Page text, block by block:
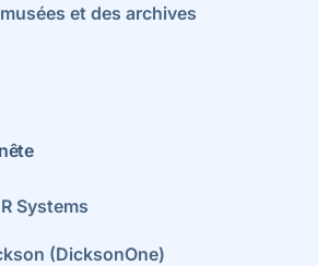
et des archives
Systems
(DicksonOne)